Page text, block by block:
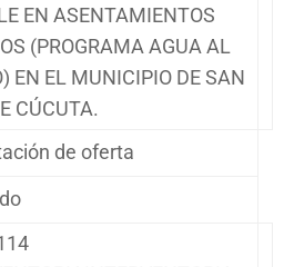
EN ASENTAMIENTOS
(PROGRAMA AGUA AL
EN EL MUNICIPIO DE SAN
CÚCUTA.
de oferta